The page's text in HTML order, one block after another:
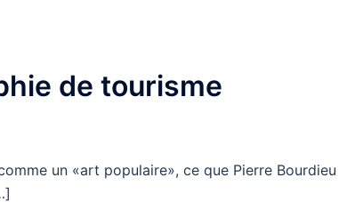
de tourisme
un «art populaire», ce que Pierre Bourdieu